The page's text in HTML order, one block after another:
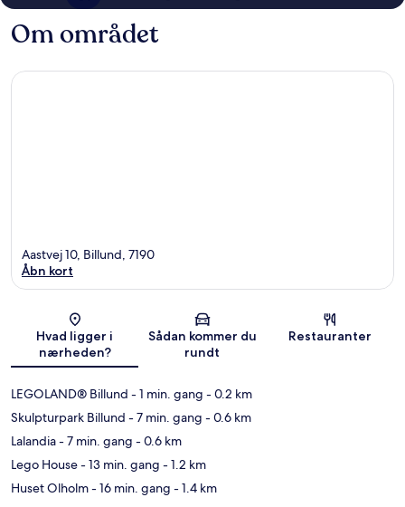
Om området
Kort
Aastvej 10, Billund, 7190
Åbn kort
Hvad ligger i
nærheden?
Sådan kommer du
rundt
Restauranter
LEGOLAND® Billund - 1 min. gang - 0.2 km
Skulpturpark Billund - 7 min. gang - 0.6 km
Lalandia- 7 min. gang - 0.6 km
Lego House- 13 min. gang - 1.2 km
Huset Olholm- 16 min. gang - 1.4 km